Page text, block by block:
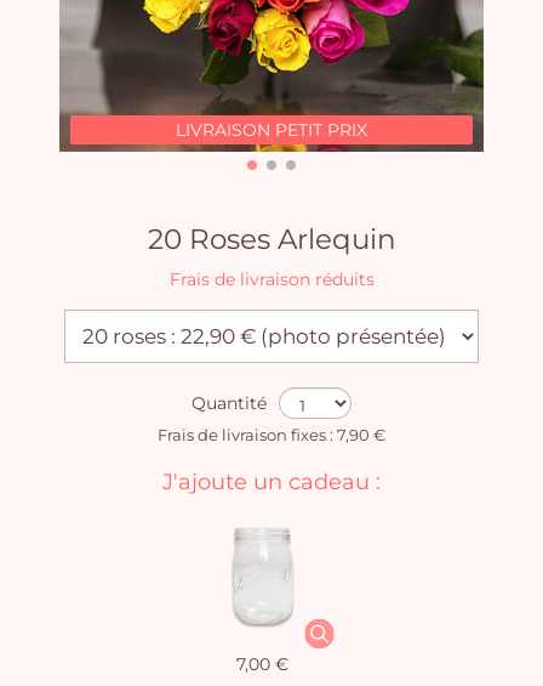
LIVRAISON PETIT PRIX
20 Roses Arlequin
Frais de livraison réduits
Quantité
Frais de livraison fixes : 7,90 €
J'ajoute un cadeau :
7,00 €